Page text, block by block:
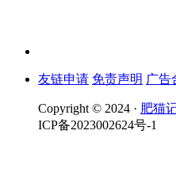
友链申请 免责声明 广告
Copyright © 2024 · 肥猫
ICP备2023002624号-1